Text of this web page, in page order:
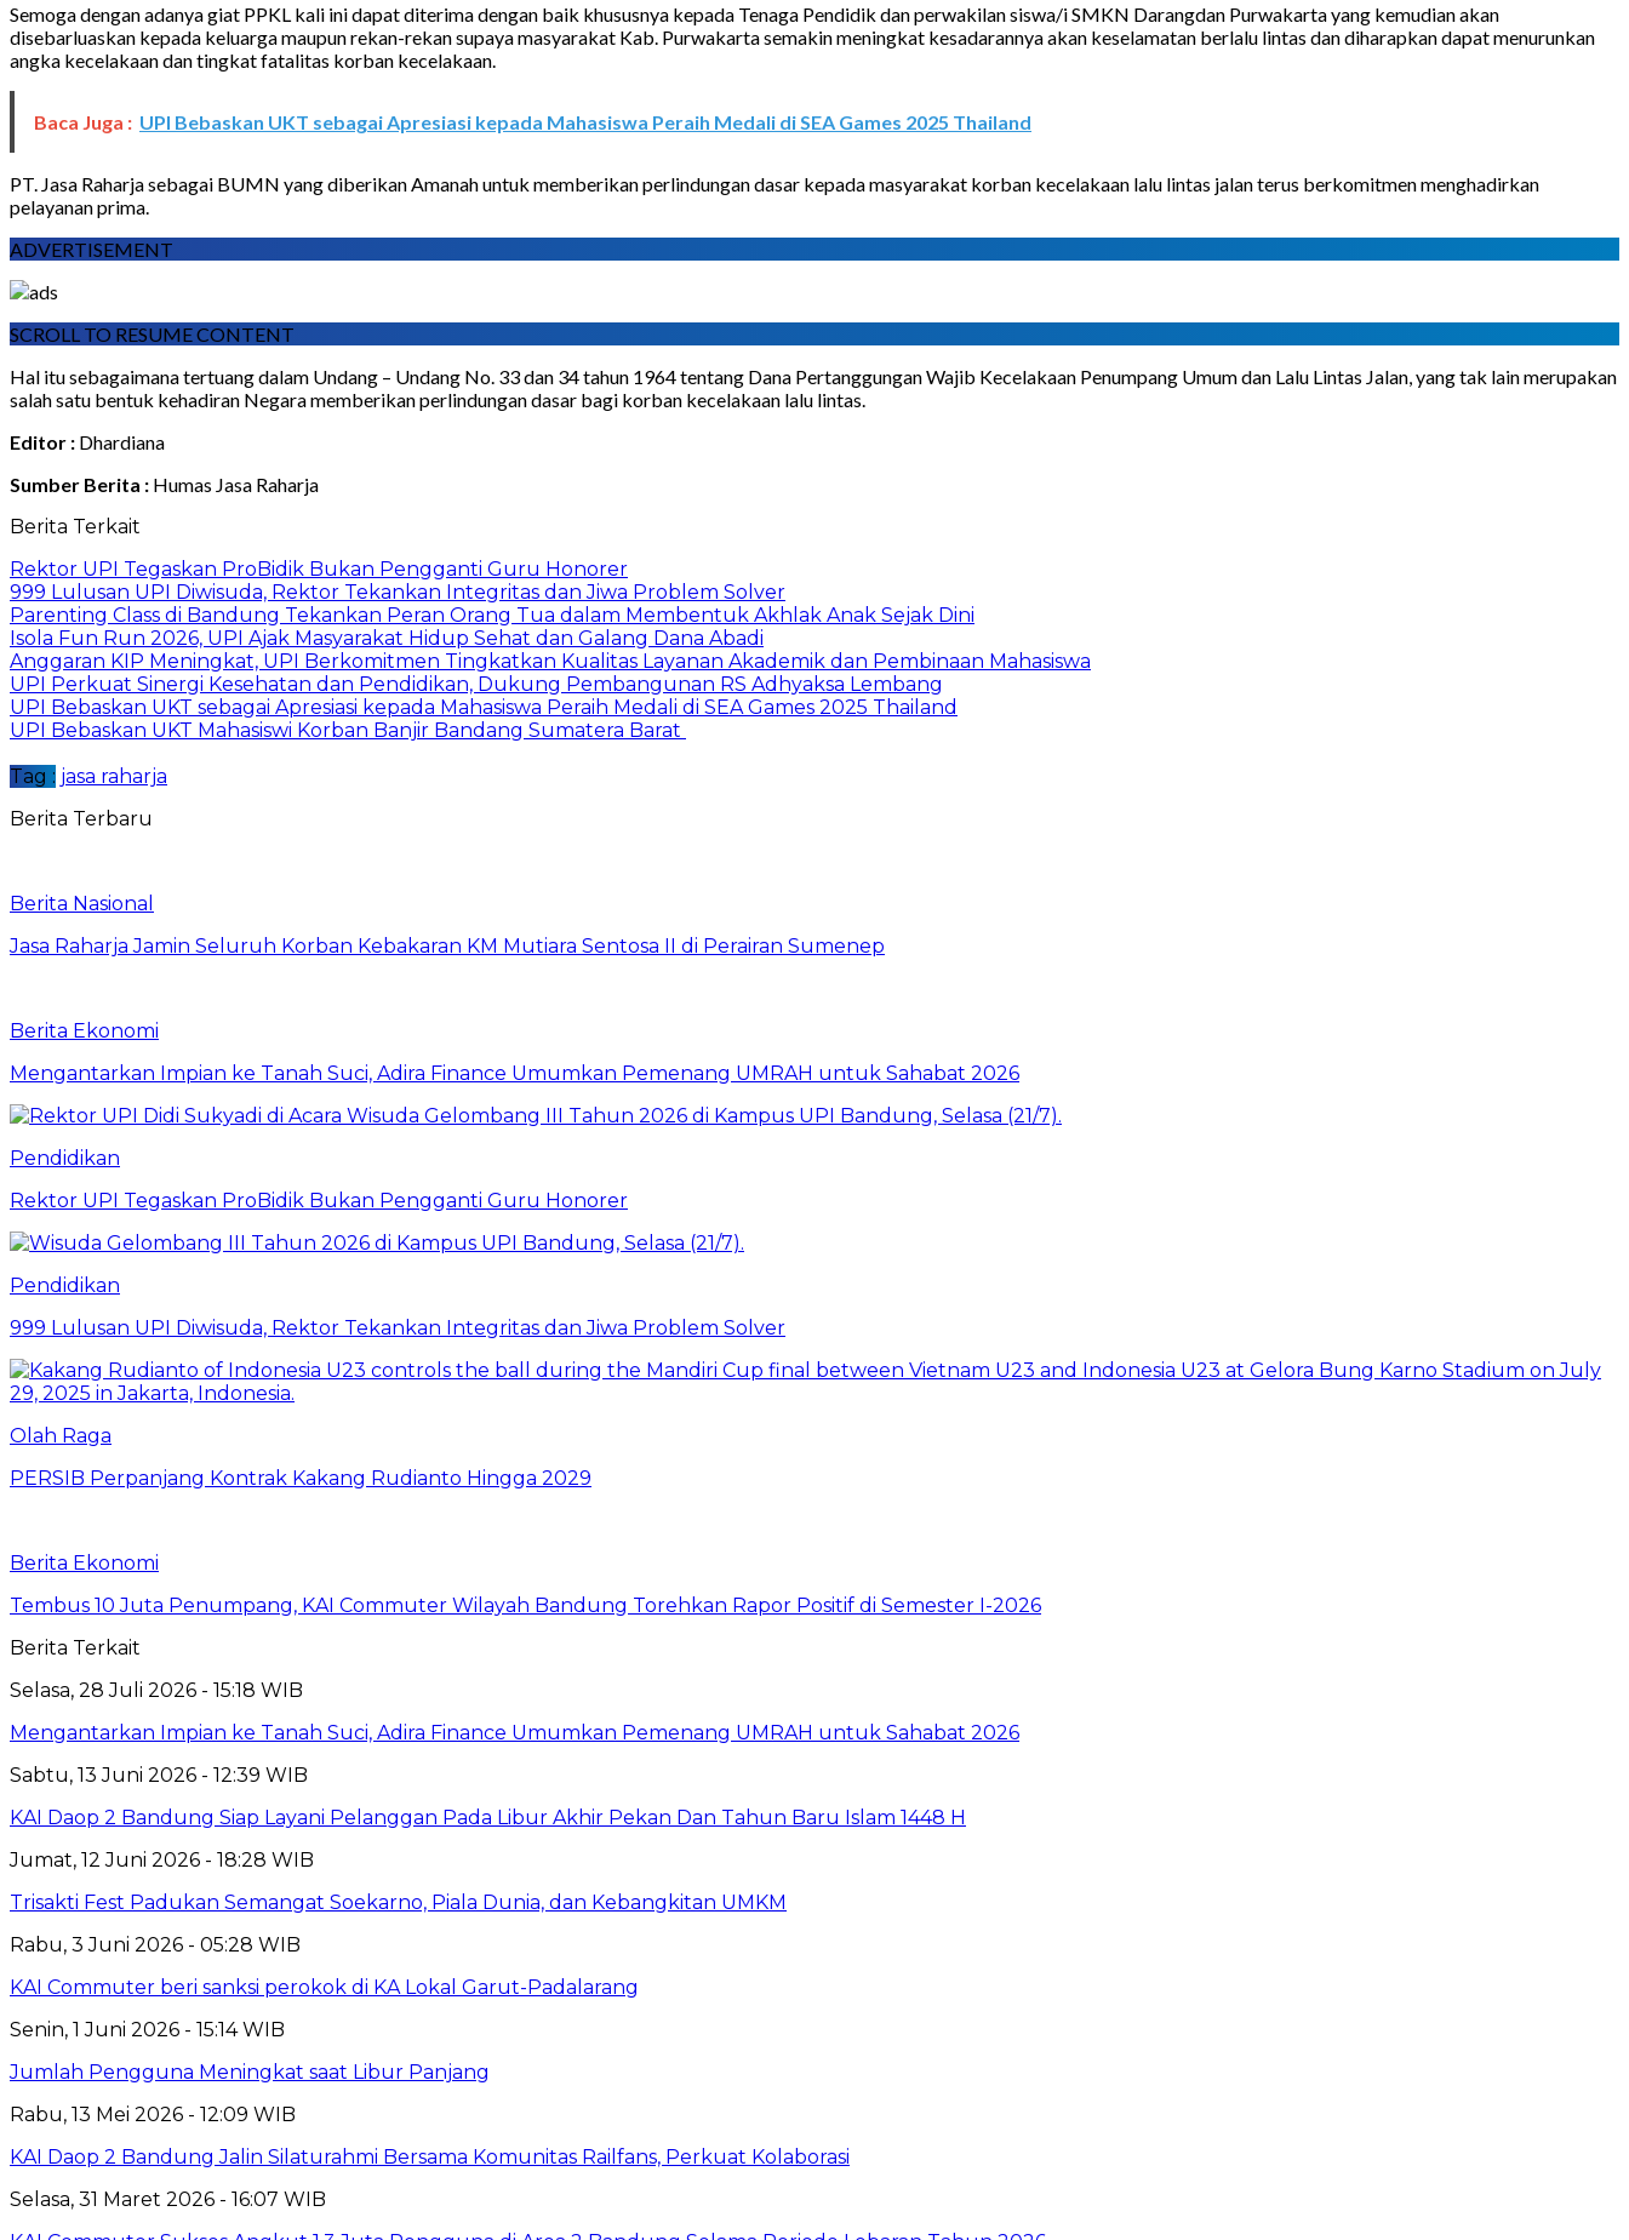
Semoga dengan adanya giat PPKL kali ini dapat diterima dengan baik khususnya kepada Tenaga Pendidik dan perwakilan siswa/i SMKN Darangdan Purwakartayang kemudian akan
disebarluaskan kepada keluarga maupun rekan-rekan supaya masyarakat Kab. Purwakarta semakin meningkat kesadarannya akan keselamatan berlalu lintas dan diharapkan dapat menurunkan
angka kecelakaan dan tingkat fatalitas korban kecelakaan.
Baca Juga : UPI Bebaskan UKT sebagai Apresiasi kepada Mahasiswa Peraih Medali di SEA Games 2025 Thailand
PT. Jasa Raharja sebagai BUMN yang diberikan Amanah untuk memberikan perlindungan dasar kepada masyarakat korban kecelakaan lalu lintas jalan terus berkomitmen menghadirkan
pelayanan prima.
ADVERTISEMENT
SCROLL TO RESUME CONTENT
Hal itu sebagaimana tertuang dalam Undang – Undang No. 33 dan 34 tahun 1964 tentang Dana Pertanggungan Wajib Kecelakaan Penumpang Umum dan Lalu Lintas Jalan, yang tak lain merupakan
salah satu bentuk kehadiran Negara memberikan perlindungan dasar bagi korban kecelakaan lalu lintas.
Editor : Dhardiana
Sumber Berita : Humas Jasa Raharja
Berita Terkait
Rektor UPI Tegaskan ProBidik Bukan Pengganti Guru Honorer
999 Lulusan UPI Diwisuda, Rektor Tekankan Integritas dan Jiwa Problem Solver
Parenting Class di Bandung Tekankan Peran Orang Tua dalam Membentuk Akhlak Anak Sejak Dini
Isola Fun Run 2026, UPI Ajak Masyarakat Hidup Sehat dan Galang Dana Abadi
Anggaran KIP Meningkat, UPI Berkomitmen Tingkatkan Kualitas Layanan Akademik dan Pembinaan Mahasiswa
UPI Perkuat Sinergi Kesehatan dan Pendidikan, Dukung Pembangunan RS Adhyaksa Lembang
UPI Bebaskan UKT sebagai Apresiasi kepada Mahasiswa Peraih Medali di SEA Games 2025 Thailand
UPI Bebaskan UKT Mahasiswi Korban Banjir Bandang Sumatera Barat
Tag : jasa raharja
Berita Terbaru
Berita Nasional
Jasa Raharja Jamin Seluruh Korban Kebakaran KM Mutiara Sentosa II di Perairan Sumenep
Berita Ekonomi
Mengantarkan Impian ke Tanah Suci, Adira Finance Umumkan Pemenang UMRAH untuk Sahabat 2026
Pendidikan
Rektor UPI Tegaskan ProBidik Bukan Pengganti Guru Honorer
Pendidikan
999 Lulusan UPI Diwisuda, Rektor Tekankan Integritas dan Jiwa Problem Solver
Olah Raga
PERSIB Perpanjang Kontrak Kakang Rudianto Hingga 2029
Berita Ekonomi
Tembus 10 Juta Penumpang, KAI Commuter Wilayah Bandung Torehkan Rapor Positif di Semester I-2026
Berita Terkait
Selasa, 28 Juli 2026 - 15:18 WIB
Mengantarkan Impian ke Tanah Suci, Adira Finance Umumkan Pemenang UMRAH untuk Sahabat 2026
Sabtu, 13 Juni 2026 - 12:39 WIB
KAI Daop 2 Bandung Siap Layani Pelanggan Pada Libur Akhir Pekan Dan Tahun Baru Islam 1448 H
Jumat, 12 Juni 2026 - 18:28 WIB
Trisakti Fest Padukan Semangat Soekarno, Piala Dunia, dan Kebangkitan UMKM
Rabu, 3 Juni 2026 - 05:28 WIB
KAI Commuter beri sanksi perokok di KA Lokal Garut-Padalarang
Senin, 1 Juni 2026 - 15:14 WIB
Jumlah Pengguna Meningkat saat Libur Panjang
Rabu, 13 Mei 2026 - 12:09 WIB
KAI Daop 2 Bandung Jalin Silaturahmi Bersama Komunitas Railfans, Perkuat Kolaborasi
Selasa, 31 Maret 2026 - 16:07 WIB